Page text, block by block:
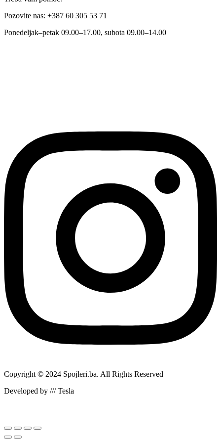
Pozovite nas: +387 60 305 53 71
Ponedeljak–petak 09.00–17.00, subota 09.00–14.00
Copyright © 2024 Spojleri.ba. All Rights Reserved
Developed by /// Tesla